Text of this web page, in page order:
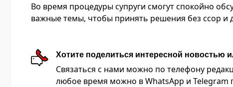
Во время процедуры супруги смогут спокойно
важные темы, чтобы принять решения без ссор и
Хотите поделиться интересной новостью
Связаться с нами можно по телефону
любое время можно в WhatsApp и Telegram